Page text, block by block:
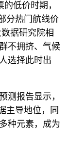
低价时期，
分热门航线价
据研究院相
不拥挤、气候
选择此时出
测报告显示，
主导地位，同
种元素，成为